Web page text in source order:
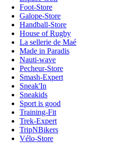
Foot-Store
Galope-Store
Handball-Store
House of Rugby
La sellerie de Maé
Made in Paradis
Nauti-wave
Pecheur-Store
Smash-Expert
Sneak'In
Sneakids
Sport is good
Training-Fit
Trek-Expert
TripNBikers
Vélo-Store